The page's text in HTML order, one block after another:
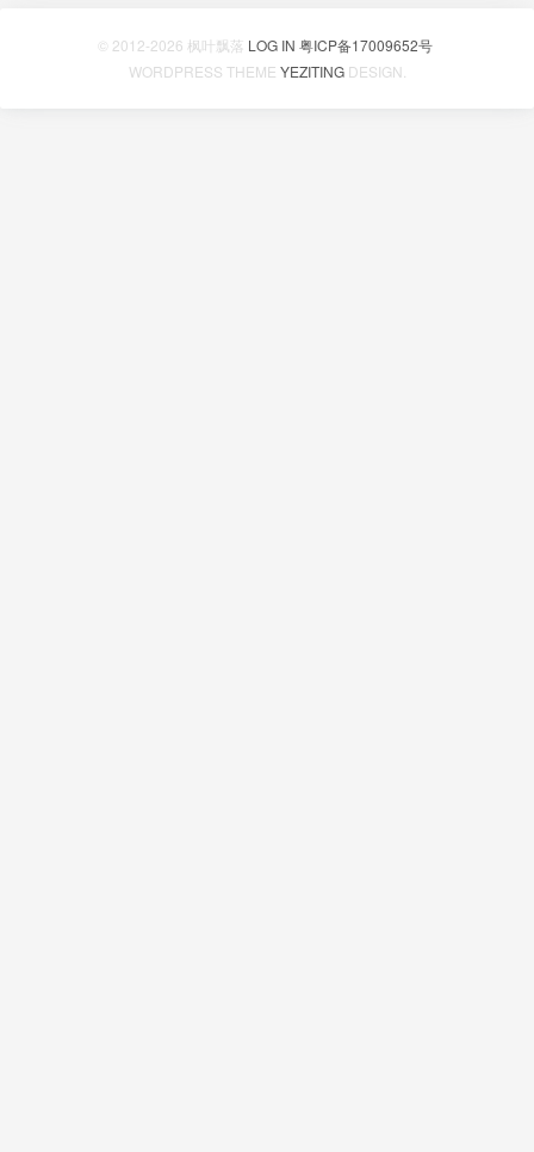
© 2012-2026 枫叶飘落 LOG IN 粤ICP备17009652号
WORDPRESS THEME YEZITINGDESIGN.